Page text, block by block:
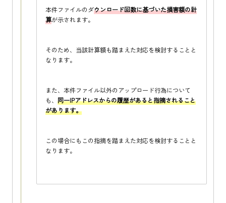
本件ファイルのダウンロード回数に基づいた損害額の計
算が示されます。
そのため、当該計算額も踏まえた対応を検討することと
なります。
また、本件ファイル以外のアップロード行為について
も、 同一IPアドレスからの履歴があると指摘されること
があります。
この場合にもこの指摘を踏まえた対応を検討することと
なります。